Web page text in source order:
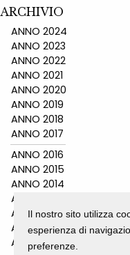
ARCHIVIO
ANNO 2024
ANNO 2023
ANNO 2022
ANNO 2021
ANNO 2020
ANNO 2019
ANNO 2018
ANNO 2017
ANNO 2016
ANNO 2015
ANNO 2014
ANNO 2011
ANNO 2010
ANNO 2009
ANNO 2008
Il nostro sito utilizza
esperienza di
preferenze.